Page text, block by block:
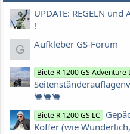
UPDATE: REGELN
!
G Aufkleber GS-Forum
Biete R 1200 GS Adventure
🐫🐫🐫
Biete R 1200 GS LC
Koffer (wie